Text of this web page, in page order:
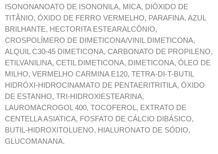
ISONONANOATO DE ISONONILA, MICA, DIÓXIDO DE
TITÂNIO, ÓXIDO DE FERRO VERMELHO, PARAFINA, AZUL
BRILHANTE, HECTORITA ESTEARALCÔNIO,
CROSPOLÍMERO DE DIMETICONA/VINIL DIMETICONA,
ALQUIL C30-45 DIMETICONA, CARBONATO DE PROPILENO,
ETILVANILINA, CETIL DIMETICONA, DIMETICONA, ÓLEO DE
MILHO, VERMELHO CARMINA E120, TETRA-DI-T-BUTIL
HIDRÓXI-HIDROCINAMATO DE PENTAERITRITILA, ÓXIDO
DE ESTANHO, TRI-HIDROXIESTEARINA,
LAUROMACROGOL 400, TOCOFEROL, EXTRATO DE
CENTELLA ASIATICA, FOSFATO DE CÁLCIO DIBÁSICO,
BUTIL-HIDROXITOLUENO, HIALURONATO DE SÓDIO,
GLUCOMANANA.